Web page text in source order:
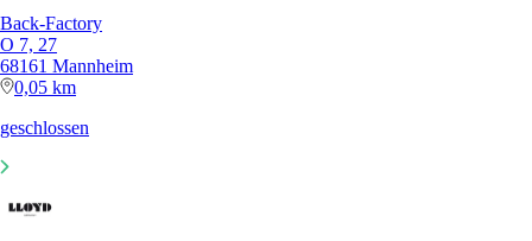
Back-Factory
O 7, 27
68161 Mannheim
0,05 km
geschlossen